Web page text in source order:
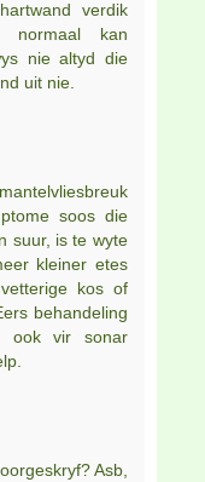
verdik
kan
nie altyd die
uit nie.
soos die
suur, is te wyte
kleiner etes
kos of
behandeling
ook vir sonar
Asb,